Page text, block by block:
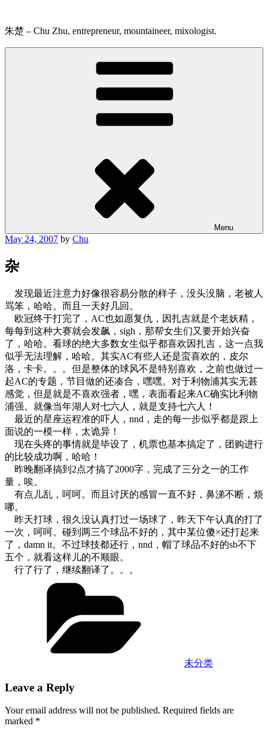
content
朱楚 – Chu Zhu, entrepreneur, mountaineer, mixologist.
Menu
Posted
May 24, 2007 by Chu
杂
发现最近注意力好像很容易分散的样子，没头没脑，老被人
骂笨，哈哈。而且一天好几回。
欧冠终于打完了，AC也如愿复仇，因扎吉就是个老妖精，
每每到这种大赛就会发飙，sigh，那帮女生们又要开始兴奋
了，哈哈。看球的绝大多数女生似乎都喜欢因扎吉，这一点我
似乎无法理解，哈哈。其实AC有些人还是蛮喜欢的，皮尔
洛，卡卡。。。但是整体的球风不是特别喜欢，之前也做过一
起AC的专题，节目做的还凑合，嘿嘿。对于利物浦其实无甚
感觉，但是就是不喜欢强者，嘿，表面看起来AC确实比利物
浦强。就像当年湖人对七六人，就是支持七六人！
最近的星座运程准的吓人，nnd，走的每一步似乎都是跟上
面说的一模一样，太诡异！
现在头疼的事情就是毕设了，机票也基本搞定了，团购进行
的比较成功啊，哈哈！
昨晚翻译搞到2点才搞了2000字，完成了三分之一的工作
量，唉。
有点儿乱，呵呵。而且讨厌的感冒一直不好，鼻涕不断，烦
哪。
昨天打球，很久没认真打过一场球了，昨天下午认真的打了
一次，呵呵。碰到两三个球品不好的，其中某位傻×还打起来
了，damn it。不过球技都还行，nnd，帽了球品不好的sb不下
五个，就看这样儿的不顺眼。
行了行了，继续翻译了。。。
未分类
Leave a Reply
Your email address will not be published. Required fields are
marked *